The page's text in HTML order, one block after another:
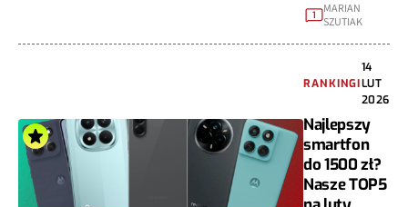
1
MARIAN
SZUTIAK
RANKINGI
14
LUT
2026
Najlepszy
smartfon
do 1500 zł?
Nasze TOP5